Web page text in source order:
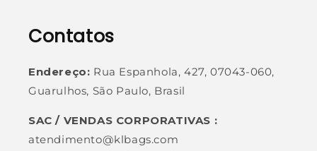
Contatos
Endereço: Rua Espanhola, 427, 07043-060,
Guarulhos, São Paulo, Brasil
SAC / VENDAS CORPORATIVAS :
atendimento@klbags.com